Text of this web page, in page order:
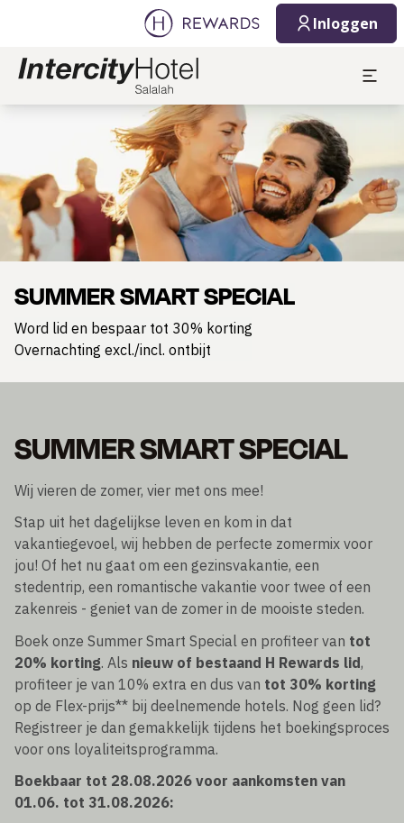
Inloggen
SUMMER SMART SPECIAL
Word lid en bespaar tot 30% korting
Overnachting excl./incl. ontbijt
SUMMER SMART SPECIAL
Wij vieren de zomer, vier met ons mee!
Stap uit het dagelijkse leven en kom in dat
vakantiegevoel, wij hebben de perfecte zomermix voor
jou! Of het nu gaat om een gezinsvakantie, een
stedentrip, een romantische vakantie voor twee of een
zakenreis - geniet van de zomer in de mooiste steden.
Boek onze Summer Smart Special en profiteer van tot
20% korting. Als nieuw of bestaand H Rewards lid,
profiteer je van 10% extra en dus van tot 30% korting
op de Flex-prijs** bij deelnemende hotels. Nog geen lid?
Registreer je dan gemakkelijk tijdens het boekingsproces
voor ons loyaliteitsprogramma.
Boekbaar tot 28.08.2026 voor aankomsten van
01.06. tot 31.08.2026: